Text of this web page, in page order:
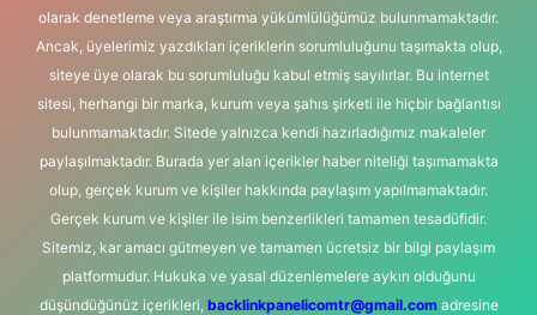
olarak denetleme veya araştırma yükümlülüğümüz bulunmamaktadır.
Ancak, üyelerimiz yazdıkları içeriklerin sorumluluğunu taşımakta olup,
siteye üye olarak bu sorumluluğu kabul etmiş sayılırlar. Bu internet
sitesi, herhangi bir marka, kurum veya şahıs şirketi ile hiçbir bağlantısı
bulunmamaktadır. Sitede yalnızca kendi hazırladığımız makaleler
paylaşılmaktadır. Burada yer alan içerikler haber niteliği taşımamakta
olup, gerçek kurum ve kişiler hakkında paylaşım yapılmamaktadır.
Gerçek kurum ve kişiler ile isim benzerlikleri tamamen tesadüfidir.
Sitemiz, kar amacı gütmeyen ve tamamen ücretsiz bir bilgi paylaşım
platformudur. Hukuka ve yasal düzenlemelere aykırı olduğunu
düşündüğünüz içerikleri, backlinkpanelicomtr@gmail.comadresine